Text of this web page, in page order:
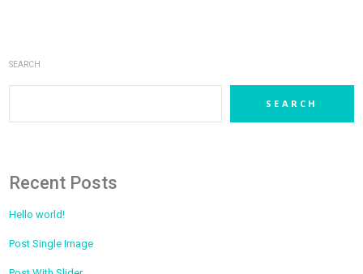
SEARCH
SEARCH
Recent Posts
Hello world!
Post Single Image